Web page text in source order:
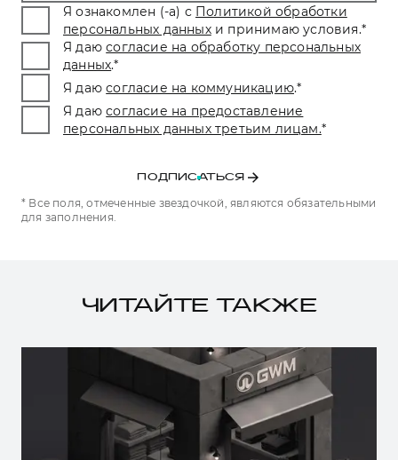
Я ознакомлен (-а) с Политикой обработки
персональных данных и принимаю условия.*
Я даю согласие на обработку персональных
данных.*
Я даю согласие на коммуникацию.*
Я даю согласие на предоставление
персональных данных третьим лицам.*
ПОДПИСАТЬСЯ
* Все поля, отмеченные звездочкой, являются обязательными
для заполнения.
ЧИТАЙТЕ ТАКЖЕ